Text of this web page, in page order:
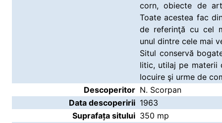
corn, obiecte de
Toate acestea fac
de referinţă cu cel
unul dintre cele mai
Situl conservă
litic, utilaj pe materii
locuire şi urme de
Descoperitor N. Scorpan
Data descoperirii 1963
Suprafața sitului 350 mp